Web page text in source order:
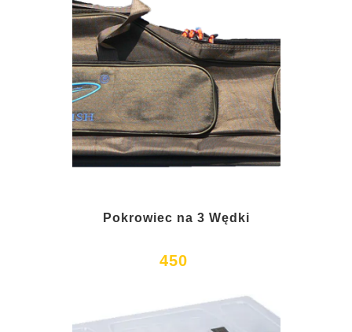
Pokrowiec na 3 Wędki
450